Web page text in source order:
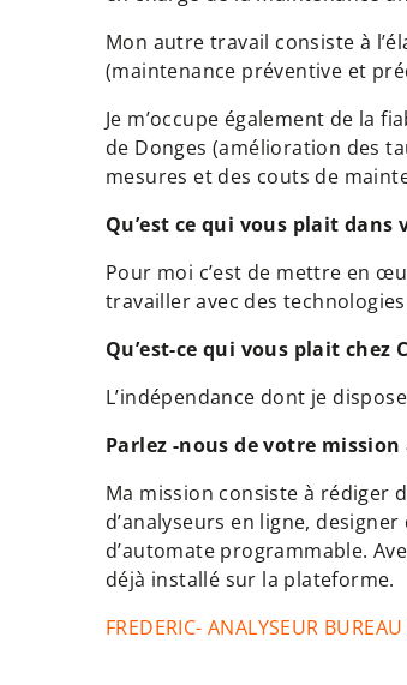
Mon autre travail consiste à
(maintenance préventive et
Je m’occupe également de la
de Donges (amélioration des
mesures et des couts de
Qu’est ce qui vous plait dans
Pour moi c’est de mettre en
travailler avec des
Qu’est-ce qui vous plait chez
L’indépendance dont je
Parlez -nous de votre
Ma mission consiste à rédiger
d’analyseurs en ligne,
d’automate programmable.
déjà installé sur la plateforme.
FREDERIC- ANALYSEUR BUREAU